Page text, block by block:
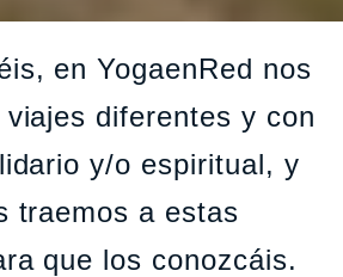
en YogaenRed nos
diferentes y con
y/o espiritual, y
traemos a estas
que los conozcáis.